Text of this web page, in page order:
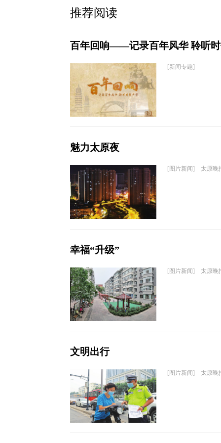
推荐阅读
百年回响——记录百年风华 聆听
[新闻专题]
魅力太原夜
[图片新闻] 太原晚
幸福“升级”
[图片新闻] 太原晚
文明出行
[图片新闻] 太原晚